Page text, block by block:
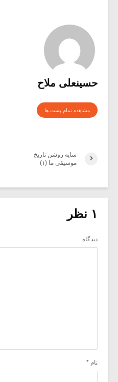
حسینعلی ملاح
مشاهده تمام پست ها
سایه روشن تاریخ
موسیقی ما (۱)
۱ نظر
دیدگاه
نام *